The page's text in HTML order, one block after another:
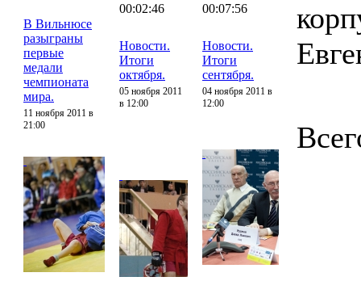
В Вильнюсе
разыграны
первые
медали
чемпионата
мира.
11 ноября 2011 в
21:00
00:02:46
Новости.
Итоги
октября.
05 ноября 2011
в 12:00
00:07:56
Новости.
Итоги
сентября.
04 ноября 2011 в
12:00